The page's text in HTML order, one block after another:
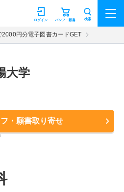
パンフ・願書
ログイン 検索
2000円分電子図書カードGET
大学
・願書取り寄せ